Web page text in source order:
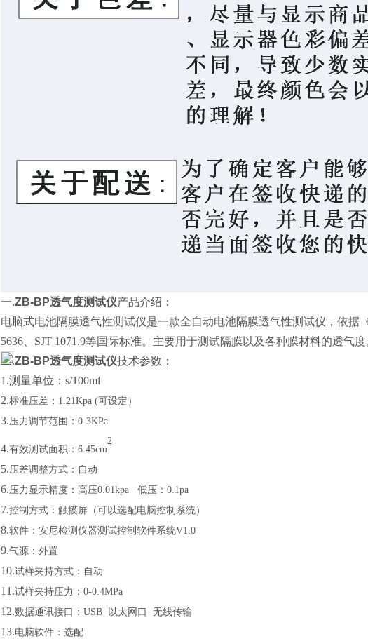
一.ZB-BP透气度测试仪产品介绍：
电脑式电池隔膜透气性测试仪是一款全自动电池隔膜透气性测试仪，依据
5636、SJT 1071.9等国际标准。 主要用于测试隔膜以及各种膜材料的透气度
二.ZB-BP透气度测试仪技术参数：
1.测量单位：s/100ml
2.标准压差： 1.21Kpa (可设定）
3.压力调节范围： 0-3KPa
4.有效测试面积： 6.45cm
2
5.压差调整方式：自动
6.压力显示精度：高压0.01kpa 低压：0.1pa
7.控制方式：触摸屏（可以选配电脑控制系统）
8.软件：安尼检测仪器测试控制软件系统V1.0
9.气源：外置
10.试样夹持方式：自动
11.试样夹持压力： 0-0.4MPa
12.数据通讯接口： USB 以太网口 无线传输
13.电脑软件：选配